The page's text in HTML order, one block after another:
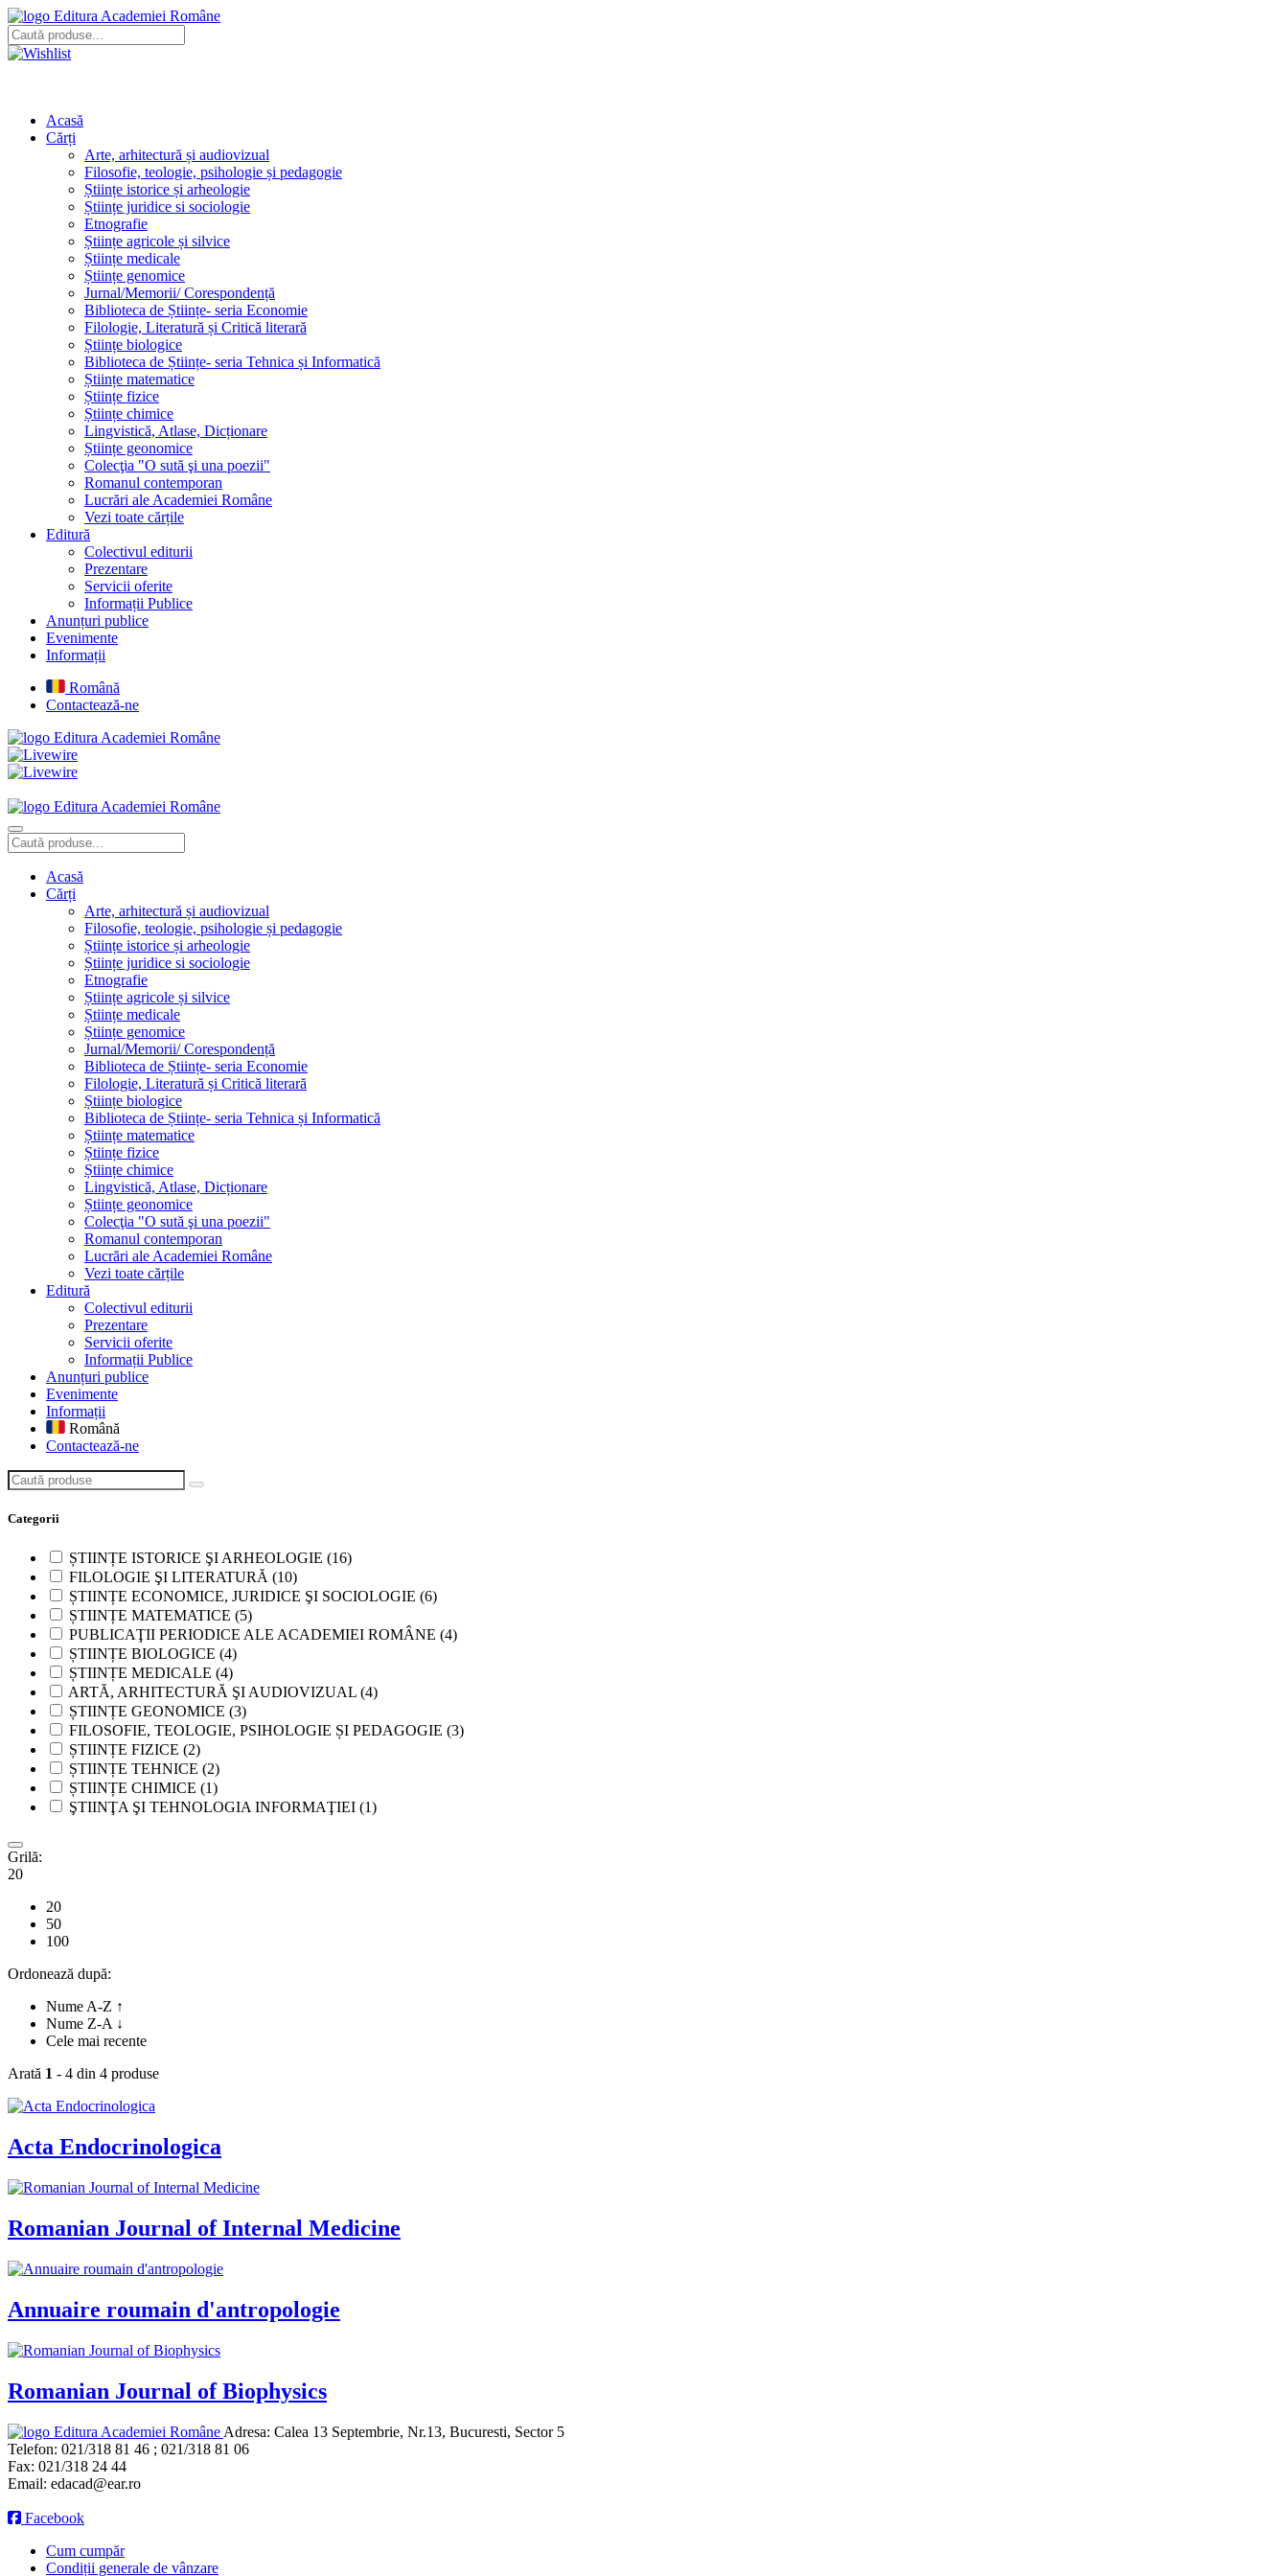
Editura Academiei Române
Acasă
Cărți
Arte, arhitectură și audiovizual
Filosofie, teologie, psihologie și pedagogie
Științe istorice și arheologie
Științe juridice si sociologie
Etnografie
Științe agricole și silvice
Științe medicale
Științe genomice
Jurnal/Memorii/ Corespondență
Biblioteca de Științe- seria Economie
Filologie, Literatură și Critică literară
Științe biologice
Biblioteca de Științe- seria Tehnica și Informatică
Științe matematice
Științe fizice
Științe chimice
Lingvistică, Atlase, Dicționare
Științe geonomice
Colecţia "O sută şi una poezii"
Romanul contemporan
Lucrări ale Academiei Române
Vezi toate cărțile
Editură
Colectivul editurii
Prezentare
Servicii oferite
Informații Publice
Anunțuri publice
Evenimente
Informații
Română
Contactează-ne
Editura Academiei Române
Editura Academiei Române
Acasă
Cărți
Arte, arhitectură și audiovizual
Filosofie, teologie, psihologie și pedagogie
Științe istorice și arheologie
Științe juridice si sociologie
Etnografie
Științe agricole și silvice
Științe medicale
Științe genomice
Jurnal/Memorii/ Corespondență
Biblioteca de Științe- seria Economie
Filologie, Literatură și Critică literară
Științe biologice
Biblioteca de Științe- seria Tehnica și Informatică
Științe matematice
Științe fizice
Științe chimice
Lingvistică, Atlase, Dicționare
Științe geonomice
Colecţia "O sută şi una poezii"
Romanul contemporan
Lucrări ale Academiei Române
Vezi toate cărțile
Editură
Colectivul editurii
Prezentare
Servicii oferite
Informații Publice
Anunțuri publice
Evenimente
Informații
Română
Contactează-ne
Caută produse
Categorii
ȘTIINȚE ISTORICE ŞI ARHEOLOGIE (16)
FILOLOGIE ŞI LITERATURĂ (10)
ȘTIINȚE ECONOMICE, JURIDICE ŞI SOCIOLOGIE (6)
ȘTIINȚE MATEMATICE (5)
PUBLICAŢII PERIODICE ALE ACADEMIEI ROMÂNE (4)
ȘTIINȚE BIOLOGICE (4)
ȘTIINȚE MEDICALE (4)
ARTĂ, ARHITECTURĂ ŞI AUDIOVIZUAL (4)
ȘTIINȚE GEONOMICE (3)
FILOSOFIE, TEOLOGIE, PSIHOLOGIE ȘI PEDAGOGIE (3)
ȘTIINȚE FIZICE (2)
ȘTIINȚE TEHNICE (2)
ȘTIINȚE CHIMICE (1)
ŞTIINŢA ŞI TEHNOLOGIA INFORMAŢIEI (1)
Grilă:
20
20
50
100
Ordonează după:
Nume A-Z ↑
Nume Z-A ↓
Cele mai recente
Arată 1 - 4 din 4 produse
Acta Endocrinologica
Romanian Journal of Internal Medicine
Annuaire roumain d'antropologie
Romanian Journal of Biophysics
Editura Academiei Române Adresa: Calea 13 Septembrie, Nr.13, Bucuresti, Sector 5
Telefon: 021/318 81 46 ; 021/318 81 06
Fax: 021/318 24 44
Email: edacad@ear.ro
Facebook
Cum cumpăr
Condiții generale de vânzare